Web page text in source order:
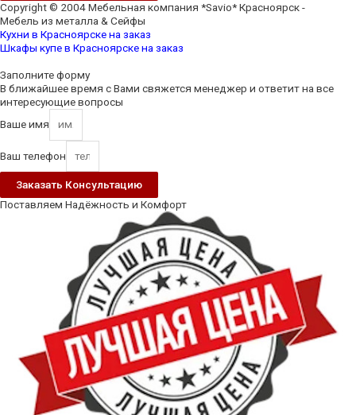
Copyright © 2004 Мебельная компания *Savio* Красноярск -
Мебель из металла & Сейфы
Кухни в Красноярске на заказ
Шкафы купе в Красноярске на заказ
Up
Заполните форму
В ближайшее время с Вами свяжется менеджер и ответит на все
интересующие вопросы
Ваше имя
Ваш телефон
Заказать Консультацию
Поставляем Надёжность и Комфорт